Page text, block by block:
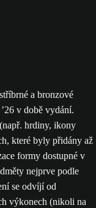
a bronzové
v době vydání.
hrdiny, ikony
které byly přidány až
formy dostupné v
nejprve podle
se odvíjí od
výkonech (nikoli na